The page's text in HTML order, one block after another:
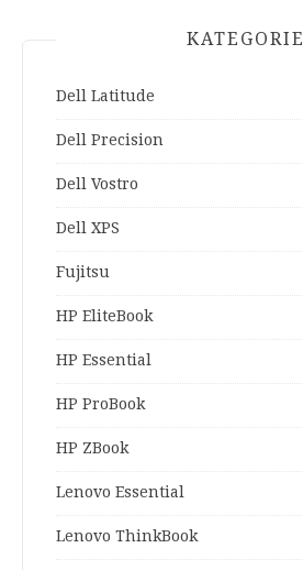
KATEGORIE
Dell Latitude
Dell Precision
Dell Vostro
Dell XPS
Fujitsu
HP EliteBook
HP Essential
HP ProBook
HP ZBook
Lenovo Essential
Lenovo ThinkBook